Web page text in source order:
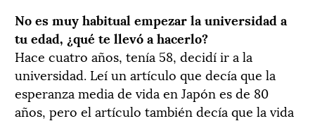
No es muy habitual empezar la universidad a
tu edad, ¿qué te llevó a hacerlo?
Hace cuatro años, tenía 58, decidí ir a la
universidad. Leí un artículo que decía que la
esperanza media de vida en Japón es de 80
años, pero el artículo también decía que la vida